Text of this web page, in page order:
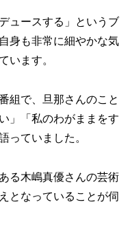
ュースする」というブ
身も非常に細やかな気
います。
組で、旦那さんのこと
」「私のわがままをす
っていました。
る木嶋真優さんの芸術
となっていることが伺